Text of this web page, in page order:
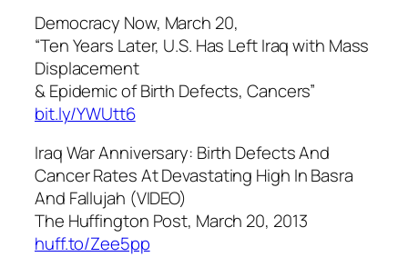
Democracy Now, March 20,
“Ten Years Later, U.S. Has Left Iraq with Mass
Displacement
& Epidemic of Birth Defects, Cancers”
bit.ly/YWUtt6
Iraq War Anniversary: Birth Defects And
Cancer Rates At Devastating High In Basra
And Fallujah (VIDEO)
The Huffington Post, March 20, 2013
huff.to/Zee5pp